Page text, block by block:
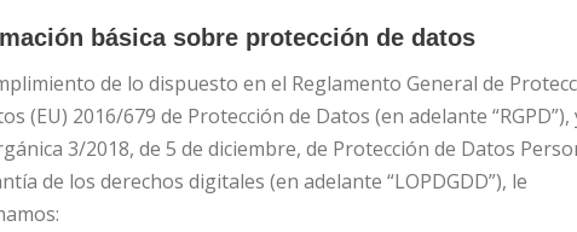
básica sobre protección de datos
de lo dispuesto en el Reglamento General de
(EU) 2016/679 de Protección de Datos (en adelante “RGPD”),
3/2018, de 5 de diciembre, de Protección de Datos
de los derechos digitales (en adelante “LOPDGDD”), le